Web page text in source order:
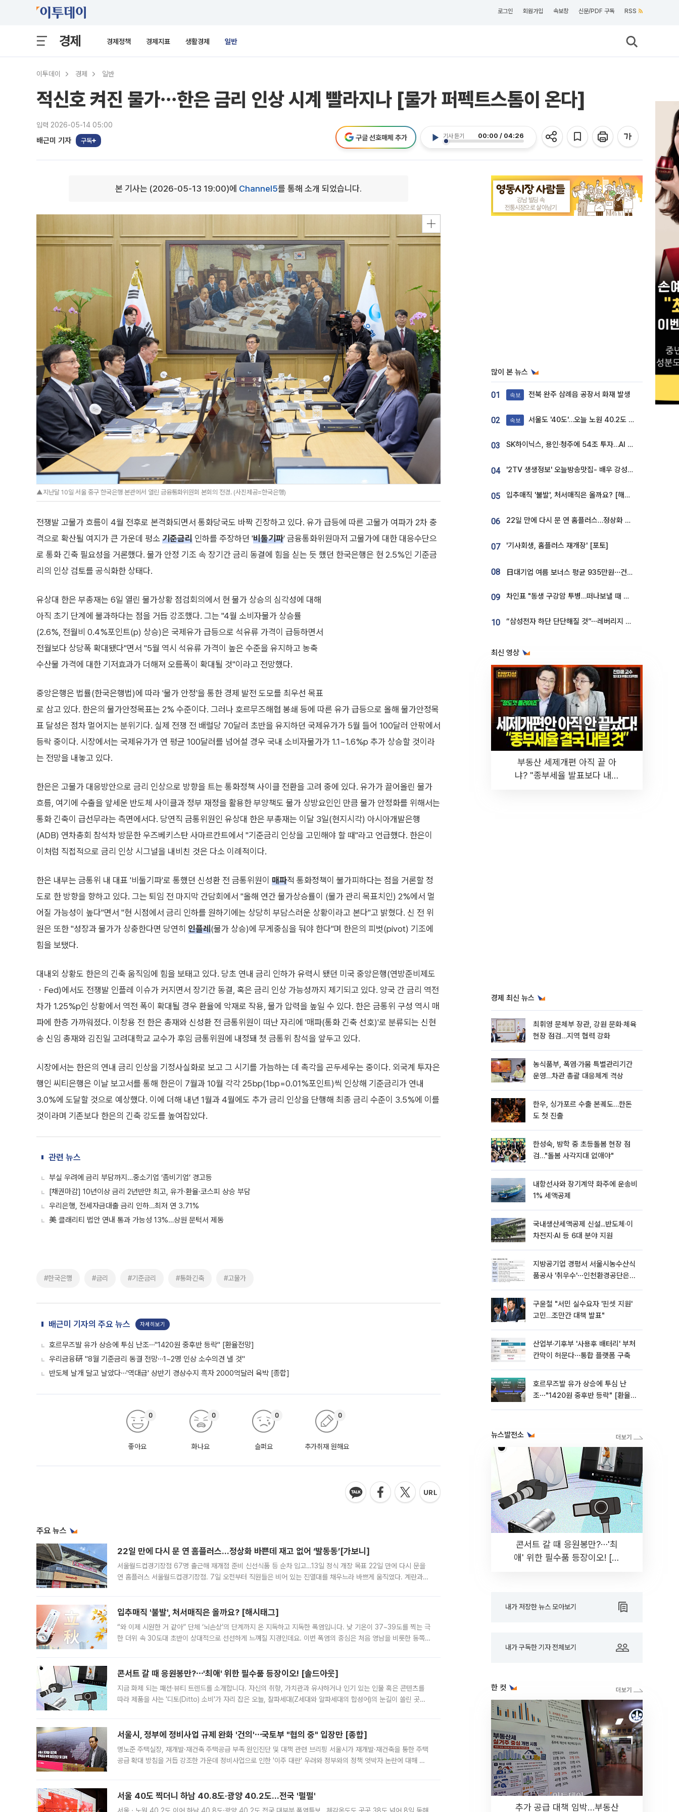
로그인 회원가입 속보창 신문/PDF 구독 RSS
경제 경제정책 경제지표 생활경제 일반
이투데이 경제 일반
적신호 켜진 물가⋯한은 금리 인상 시계 빨라지나 [물가 퍼펙트스톰이 온다]
입력 2026-05-14 05:00
배근미 기자 구독
기사 듣기 00:00 / 04:26
구글 선호매체 추가
본 기사는 (2026-05-13 19:00)에 Channel5를 통해 소개 되었습니다.
▲지난달 10일 서울 중구 한국은행 본관에서 열린 금융통화위원회 본회의 전경. (사진제공=한국은행)
전쟁발 고물가 흐름이 4월 전후로 본격화되면서 통화당국도 바짝 긴장하고 있다. 유가 급등에 따른 고물가 여파가 2차 충
격으로 확산될 여지가 큰 가운데 평소 기준금리 인하를 주장하던 '비둘기파' 금융통화위원마저 고물가에 대한 대응수단으
로 통화 긴축 필요성을 거론했다. 물가 안정 기조 속 장기간 금리 동결에 힘을 싣는 듯 했던 한국은행은 현 2.5%인 기준금
리의 인상 검토를 공식화한 상태다.
유상대 한은 부총재는 6일 열린 물가상황 점검회의에서 현 물가 상승의 심각성에 대해
아직 초기 단계에 불과하다는 점을 거듭 강조했다. 그는 "4월 소비자물가 상승률
(2.6%, 전월비 0.4%포인트(p) 상승)은 국제유가 급등으로 석유류 가격이 급등하면서
전월보다 상당폭 확대됐다"면서 "5월 역시 석유류 가격이 높은 수준을 유지하고 농축
수산물 가격에 대한 기저효과가 더해져 오름폭이 확대될 것"이라고 전망했다.
중앙은행은 법률(한국은행법)에 따라 '물가 안정'을 통한 경제 발전 도모를 최우선 목표
로 삼고 있다. 한은의 물가안정목표는 2% 수준이다. 그러나 호르무즈해협 봉쇄 등에 따른 유가 급등으로 올해 물가안정목
표 달성은 점차 멀어지는 분위기다. 실제 전쟁 전 배럴당 70달러 초반을 유지하던 국제유가가 5월 들어 100달러 안팎에서
등락 중이다. 시장에서는 국제유가가 연 평균 100달러를 넘어설 경우 국내 소비자물가가 1.1~1.6%p 추가 상승할 것이라
는 전망을 내놓고 있다.
한은은 고물가 대응방안으로 금리 인상으로 방향을 트는 통화정책 사이클 전환을 고려 중에 있다. 유가가 끌어올린 물가
흐름, 여기에 수출을 앞세운 반도체 사이클과 정부 재정을 활용한 부양책도 물가 상방요인인 만큼 물가 안정화를 위해서는
통화 긴축이 급선무라는 측면에서다. 당연직 금통위원인 유상대 한은 부총재는 이달 3일(현지시각) 아시아개발은행
(ADB) 연차총회 참석차 방문한 우즈베키스탄 사마르칸트에서 "기준금리 인상을 고민해야 할 때"라고 언급했다. 한은이
이처럼 직접적으로 금리 인상 시그널을 내비친 것은 다소 이례적이다.
한은 내부는 금통위 내 대표 '비둘기파'로 통했던 신성환 전 금통위원이 매파적 통화정책이 불가피하다는 점을 거론할 정
도로 한 방향을 향하고 있다. 그는 퇴임 전 마지막 간담회에서 "올해 연간 물가상승률이 (물가 관리 목표치인) 2%에서 멀
어질 가능성이 높다"면서 "현 시점에서 금리 인하를 원하기에는 상당히 부담스러운 상황이라고 본다"고 밝혔다. 신 전 위
원은 또한 "성장과 물가가 상충한다면 당연히 인플레(물가 상승)에 무게중심을 둬야 한다"며 한은의 피벗(pivot) 기조에
힘을 보탰다.
대내외 상황도 한은의 긴축 움직임에 힘을 보태고 있다. 당초 연내 금리 인하가 유력시 됐던 미국 중앙은행(연방준비제도
ㆍFed)에서도 전쟁발 인플레 이슈가 커지면서 장기간 동결, 혹은 금리 인상 가능성까지 제기되고 있다. 양국 간 금리 역전
차가 1.25%p인 상황에서 역전 폭이 확대될 경우 환율에 악재로 작용, 물가 압력을 높일 수 있다. 한은 금통위 구성 역시 매
파에 한층 가까워졌다. 이창용 전 한은 총재와 신성환 전 금통위원이 떠난 자리에 '매파(통화 긴축 선호)'로 분류되는 신현
송 신임 총재와 김진일 고려대학교 교수가 후임 금통위원에 내정돼 첫 금통위 참석을 앞두고 있다.
시장에서는 한은의 연내 금리 인상을 기정사실화로 보고 그 시기를 가늠하는 데 촉각을 곤두세우는 중이다. 외국계 투자은
행인 씨티은행은 이날 보고서를 통해 한은이 7월과 10월 각각 25bp(1bp=0.01%포인트)씩 인상해 기준금리가 연내
3.0%에 도달할 것으로 예상했다. 이에 더해 내년 1월과 4월에도 추가 금리 인상을 단행해 최종 금리 수준이 3.5%에 이를
것이라며 기존보다 한은의 긴축 강도를 높여잡았다.
관련 뉴스
부실 우려에 금리 부담까지…중소기업 ‘좀비기업’ 경고등
[채권마감] 10년이상 금리 2년반만 최고, 유가·환율·코스피 상승 부담
우리은행, 전세자금대출 금리 인하…최저 연 3.71%
美 클래리티 법안 연내 통과 가능성 13%…상원 문턱서 제동
#한국은행 #금리 #기준금리 #통화긴축 #고물가
배근미 기자의 주요 뉴스 자세히보기
호르무즈발 유가 상승에 투심 난조⋯"1420원 중후반 등락" [환율전망]
우리금융硏 "8월 기준금리 동결 전망⋯1~2명 인상 소수의견 낼 것"
반도체 날개 달고 날았다⋯'역대급' 상반기 경상수지 흑자 2000억달러 육박 [종합]
좋아요
0
화나요
0
슬퍼요
0
추가취재 원해요
0
주요 뉴스
22일 만에 다시 문 연 홈플러스…정상화 바쁜데 재고 없어 ‘발동동’[가보니]
서울월드컵경기장점 67명 출근해 재개점 준비 신선식품 등 순차 입고…13일 정식 개장 목표 22일 만에 다시 문을
연 홈플러스 서울월드컵경기장점. 7일 오전부터 직원들은 비어 있는 진열대를 채우느라 바쁘게 움직였다. 계란과
입추매직 '불발', 처서매직은 올까요? [해시태그]
“와 이제 시원한 거 같아” 단체 ‘뇌손상’의 단계까지 온 지독하고 지독한 폭염입니다. 낮 기온이 37~39도를 찍는 극
한 더위 속 30도대 초반이 상대적으로 선선하게 느껴질 지경인데요. 이번 폭염의 중심은 처음 영남을 비롯한 동쪽
콘서트 갈 때 응원봉만?⋯'최애' 위한 필수품 등장이오! [솔드아웃]
지금 화제 되는 패션·뷰티 트렌드를 소개합니다. 자신의 취향, 가치관과 유사하거나 인기 있는 인물 혹은 콘텐츠를
따라 제품을 사는 '디토(Ditto) 소비'가 자리 잡은 오늘, 잘파세대(Z세대와 알파세대의 합성어)의 눈길이 쏠린 곳은
서울시, 정부에 정비사업 규제 완화 '건의'⋯국토부 "협의 중" 입장만 [종합]
명노준 주택실장, 재개발·재건축 주택공급 부족 원인진단 및 대책 관련 브리핑 서울시가 재개발·재건축을 통한 주택
공급 확대 방침을 거듭 강조한 가운데 정비사업으로 인한 '이주 대란' 우려와 정부와의 정책 엇박자 논란에 대해 정
서울 40도 찍더니 하남 40.8도·광양 40.2도…전국 '펄펄'
많이 본 뉴스
01 속보 전북 완주 삼례읍 공장서 화재 발생
02 속보 서울도 '40도'…오늘 노원 40.2도 기록
03 SK하이닉스, 용인·청주에 54조 투자…AI 메모리 생산기지 키운다
04 '2TV 생생정보' 오늘방송맛집- 배우 강성진 단골! 쌀국수ㆍ푸팟퐁 커리 맛집 '블○○○'
05 입추매직 '불발', 처서매직은 올까요? [해시태그]
06 22일 만에 다시 문 연 홈플러스…정상화 바쁜데 재고 없어 ‘발동동’[가보니]
07 '기사회생, 홈플러스 재개장' [포토]
08 日대기업 여름 보너스 평균 935만원⋯건설회사 1800만 넘어
09 차인표 "동생 구강암 투병…떠나보낼 때 가장 힘들었다”
10 “삼성전자 하단 단단해질 것”⋯레버리지 규제에 쏠림 완화 [찐코노미]
최신 영상
부동산 세제개편 아직 끝 아
냐? "종부세율 발표보다 내릴
경제 최신 뉴스
최휘영 문체부 장관, 강원 문화·체육
현장 점검…지역 협력 강화
농식품부, 폭염·가뭄 특별관리기간
운영…차관 총괄 대응체계 격상
한우, 싱가포르 수출 본궤도…한돈
도 첫 진출
한성숙, 방학 중 초등돌봄 현장 점
검…"돌봄 사각지대 없애야"
내항선사와 장기계약 화주에 운송비
1% 세액공제
국내생산세액공제 신설...반도체·이
차전지·AI 등 6대 분야 지원
지방공기업 경평서 서울시농수산식
품공사 '취우수'⋯인천환경공단은
구윤철 "서민 실수요자 '핀셋 지원'
고민…조만간 대책 발표"
산업부·기후부 '사용후 배터리' 부처
칸막이 허문다⋯통합 플랫폼 구축
호르무즈발 유가 상승에 투심 난
조⋯"1420원 중후반 등락" [환율전
뉴스발전소
콘서트 갈 때 응원봉만?⋯'최
애' 위한 필수품 등장이오! [솔
내가 저장한 뉴스 모아보기
내가 구독한 기자 전체보기
한 컷
추가 공급 대책 임박…부동산